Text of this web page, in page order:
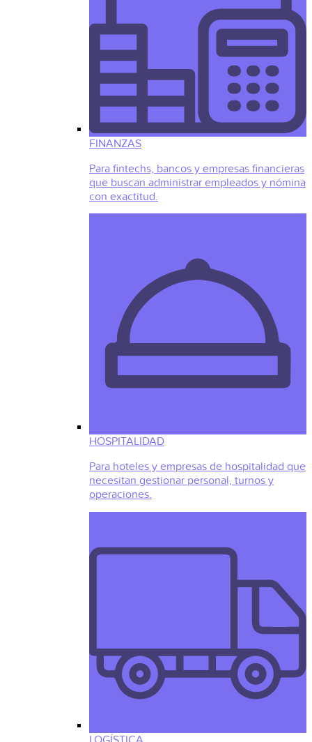
FINANZAS
Para fintechs, bancos y empresas financieras
que buscan administrar empleados y nómina
con exactitud.
HOSPITALIDAD
Para hoteles y empresas de hospitalidad que
necesitan gestionar personal, turnos y
operaciones.